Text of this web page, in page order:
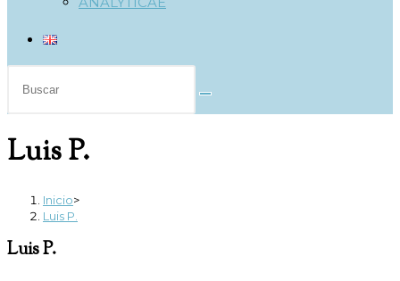
web
Luis P.
Inicio>
Luis P.
Luis P.